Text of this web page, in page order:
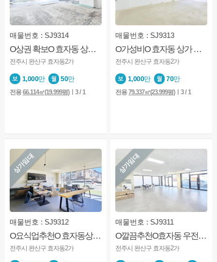
매물번호 : SJ9314
O상권 확보O 효자동 상가 전주대 상권 요식업 창업 추천
전주시 완산구 효자동2가
1,000만 50만
전용66.114㎡(19.999평)ㅣ3 / 1
매물번호 : SJ9313
O가성비O 효자동 상가 전주대 상권 가성비 좋은 추천매물
전주시 완산구 효자동2가
1,000만 70만
전용79.337㎡(23.999평)ㅣ3 / 1
상가임대
매물번호 : SJ9312
O요식업추천O 효자동상가 전주대상권 치킨집 창업 추천 무권리 매물
전주시 완산구 효자동2가
상가임대
매물번호 : SJ9311
O깔끔추천O효자동 우전초 상가 깔끔한 인테리어 추천매물
전주시 완산구 효자동2가